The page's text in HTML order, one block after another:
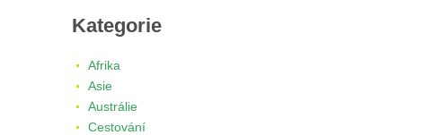
Kategorie
Afrika
Asie
Austrálie
Cestování